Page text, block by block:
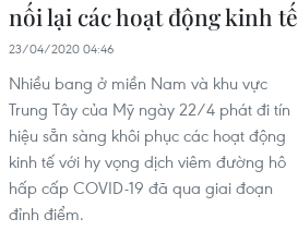
nối lại các hoạt động kinh tế
23/04/2020 04:46
Nhiều bang ở miền Nam và khu vực
Trung Tây của Mỹ ngày 22/4 phát đi tín
hiệu sẵn sàng khôi phục các hoạt động
kinh tế với hy vọng dịch viêm đường hô
hấp cấp COVID-19 đã qua giai đoạn
đỉnh điểm.